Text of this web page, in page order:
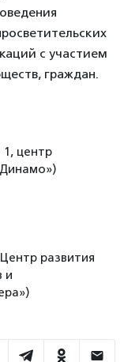
с участием
граждан.
1, центр
развития
и